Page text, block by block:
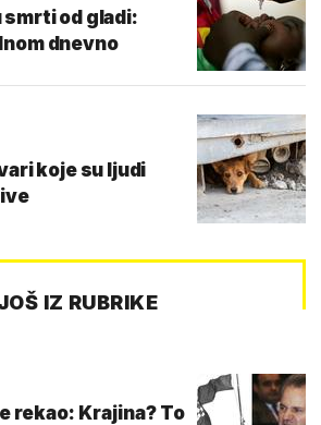
smrti od gladi:
dnevno
koje su ljudi
IZ RUBRIKE
rekao: Krajina? To